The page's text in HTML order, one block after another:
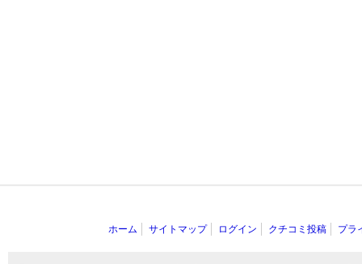
ホーム サイトマップ ログイン クチコミ投稿 プラ